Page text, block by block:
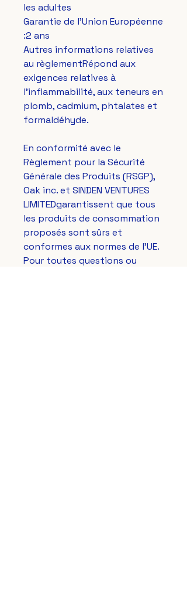
les adultes
Garantie de l'Union Européenne
:2 ans
Autres informations relatives
au règlementRépond aux
exigences relatives à
l’inflammabilité, aux teneurs en
plomb, cadmium, phtalates et
formaldéhyde.
En conformité avec le
Règlement pour la Sécurité
Oak inc. et SINDEN VENTURES
LIMITEDgarantissent que tous
les produits de consommation
proposés sont sûrs et
conformes aux normes de l'UE.
Pour toutes questions ou